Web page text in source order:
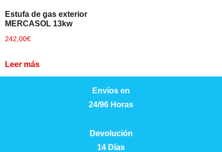
Estufa de gas exterior
MERCASOL 13kw
242,00€
Leer más
Envíos en
24/96 Horas
Devolución
14 Días